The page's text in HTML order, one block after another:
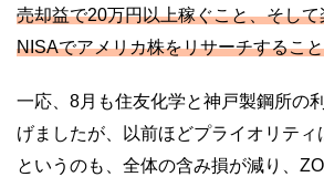
売却益で20万円以上稼ぐこと、そし
NISAでアメリカ株をリサーチするこ
一応、8月も住友化学と神戸製鋼所の
げましたが、以前ほどプライオリティ
というのも、全体の含み損が減り、